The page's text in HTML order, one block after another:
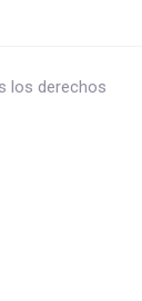
los derechos